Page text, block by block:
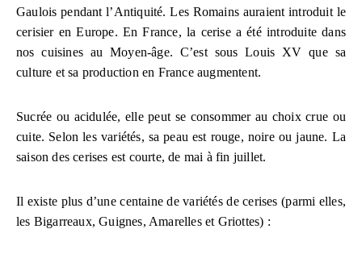
Gaulois pendant l’Antiquité. Les Romains auraient introduit le
cerisier en Europe. En France, la cerise a été introduite dans
nos cuisines au Moyen-âge. C’est sous Louis XV que sa
culture et sa production en France augmentent.
Sucrée ou acidulée, elle peut se consommer au choix crue ou
cuite. Selon les variétés, sa peau est rouge, noire ou jaune. La
saison des cerises est courte, de mai à fin juillet.
Il existe plus d’une centaine de variétés de cerises (parmi elles,
les Bigarreaux, Guignes, Amarelles et Griottes) :